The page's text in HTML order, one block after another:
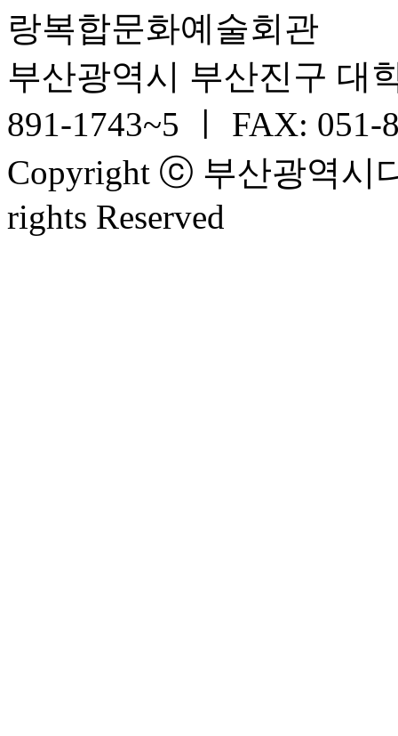
랑복합문화예술회관
부산광역시 부산진구 대
891-1743~5 ㅣ FAX: 051-
Copyright ⓒ 부산광역시
rights Reserved